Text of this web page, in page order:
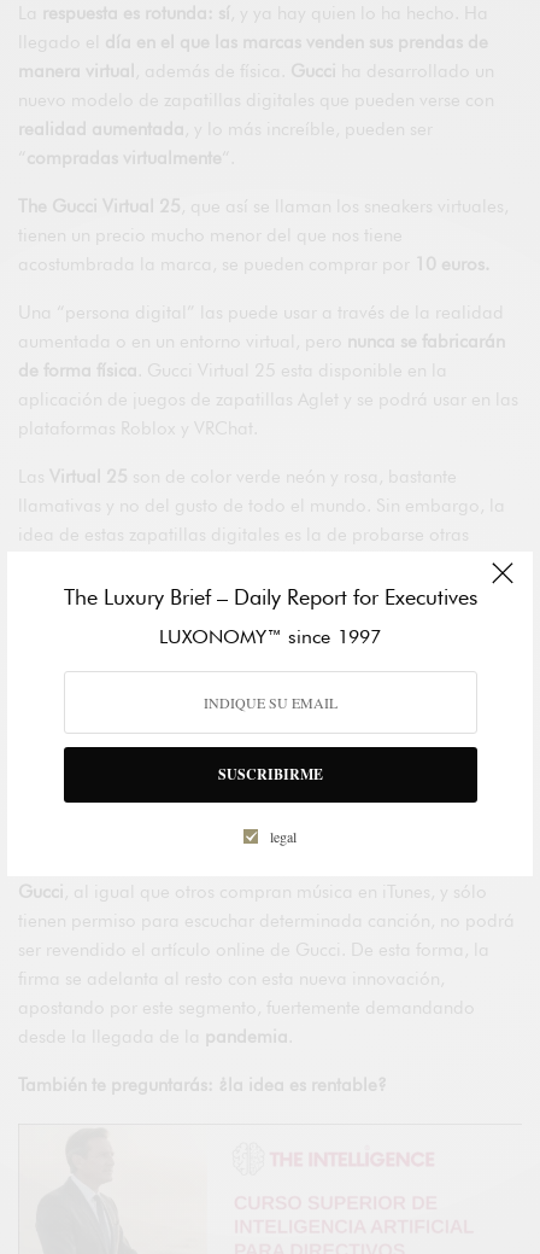
The Luxury Brief – Daily Report for Executives
LUXONOMY™ since 1997
SUSCRIBIRME
legal
La respuesta es rotunda: sí
, y ya hay quien lo ha hecho. Ha
llegado el día en el que las marcas venden sus prendas de
manera virtual
, además de física. Gucci
ha desarrollado un
nuevo modelo de zapatillas digitales que pueden verse con
realidad aumentada
compradas virtualmente
The Gucci Virtual 25 , que así se llaman los sneakers virtuales,
tienen un precio mucho menor del que nos tiene
acostumbrada la marca, se pueden comprar por
10 euros.
Una “persona digital” las puede usar a través de la realidad
aumentada o en un entorno virtual, pero
nunca se fabricarán
de forma física . Gucci Virtual 25 esta disponible en la
aplicación de juegos de zapatillas Aglet y se podrá usar en las
plataformas Roblox y VRChat.
Las Virtual 25 son de color verde neón y rosa, bastante
llamativas y no del gusto de todo el mundo. Sin embargo, la
idea de estas zapatillas digitales es la de probarse otras
aplicaciones, los usuarios que adquieran las The Gucci Virtual
Te preguntarás para qué quiere alguien comprar una prenda
que no tiene realmente, y por qué pagar 10 euros por ello
respuesta quizás radique en la”realidad paralela” que
con esta aplicación puedes probártelas y
Gucci , al igual que otros compran música en iTunes, y sólo
tienen permiso para escuchar determinada canción, no podrá
ser revendido el artículo online de Gucci. De esta forma, la
firma se adelanta al resto con esta nueva innovación,
apostando por este segmento, fuertemente demandando
desde la llegada de la
pandemia
También te preguntarás: ¿la idea es rentable?